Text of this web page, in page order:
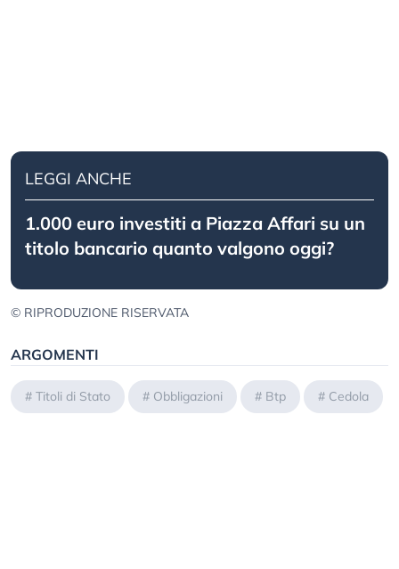
LEGGI ANCHE
1.000 euro investiti a Piazza Affari su un
titolo bancario quanto valgono oggi?
© RIPRODUZIONE RISERVATA
ARGOMENTI
# Titoli di Stato # Obbligazioni # Btp # Cedola